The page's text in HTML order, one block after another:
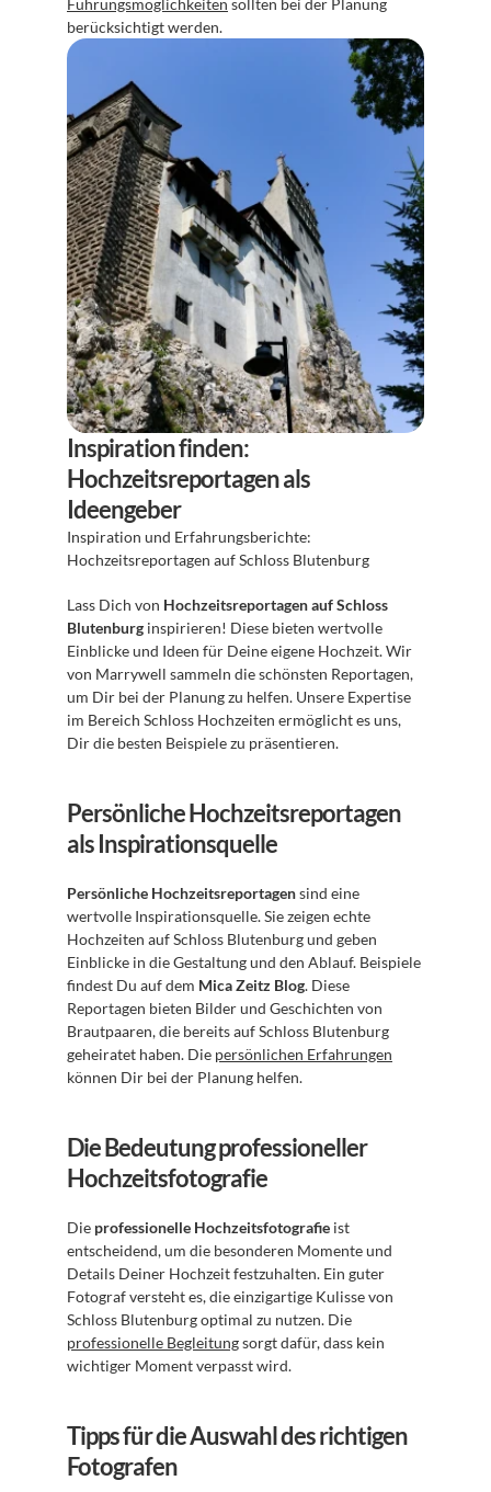
Führungsmöglichkeiten sollten bei der Planung
berücksichtigt werden.
Inspiration finden:
Hochzeitsreportagen als
Ideengeber
Inspiration und Erfahrungsberichte:
Hochzeitsreportagen auf Schloss Blutenburg
Lass Dich von Hochzeitsreportagen auf Schloss
Blutenburg inspirieren! Diese bieten wertvolle
Einblicke und Ideen für Deine eigene Hochzeit. Wir
von Marrywell sammeln die schönsten Reportagen,
um Dir bei der Planung zu helfen. Unsere Expertise
im Bereich Schloss Hochzeiten ermöglicht es uns,
Dir die besten Beispiele zu präsentieren.
Persönliche Hochzeitsreportagen
als Inspirationsquelle
Persönliche Hochzeitsreportagen sind eine
wertvolle Inspirationsquelle. Sie zeigen echte
Hochzeiten auf Schloss Blutenburg und geben
Einblicke in die Gestaltung und den Ablauf. Beispiele
findest Du auf dem Mica Zeitz Blog. Diese
Reportagen bieten Bilder und Geschichten von
Brautpaaren, die bereits auf Schloss Blutenburg
geheiratet haben. Die persönlichen Erfahrungen
können Dir bei der Planung helfen.
Die Bedeutung professioneller
Hochzeitsfotografie
Die professionelle Hochzeitsfotografie ist
entscheidend, um die besonderen Momente und
Details Deiner Hochzeit festzuhalten. Ein guter
Fotograf versteht es, die einzigartige Kulisse von
professionelle Begleitung sorgt dafür, dass kein
wichtiger Moment verpasst wird.
Tipps für die Auswahl des richtigen
Fotografen